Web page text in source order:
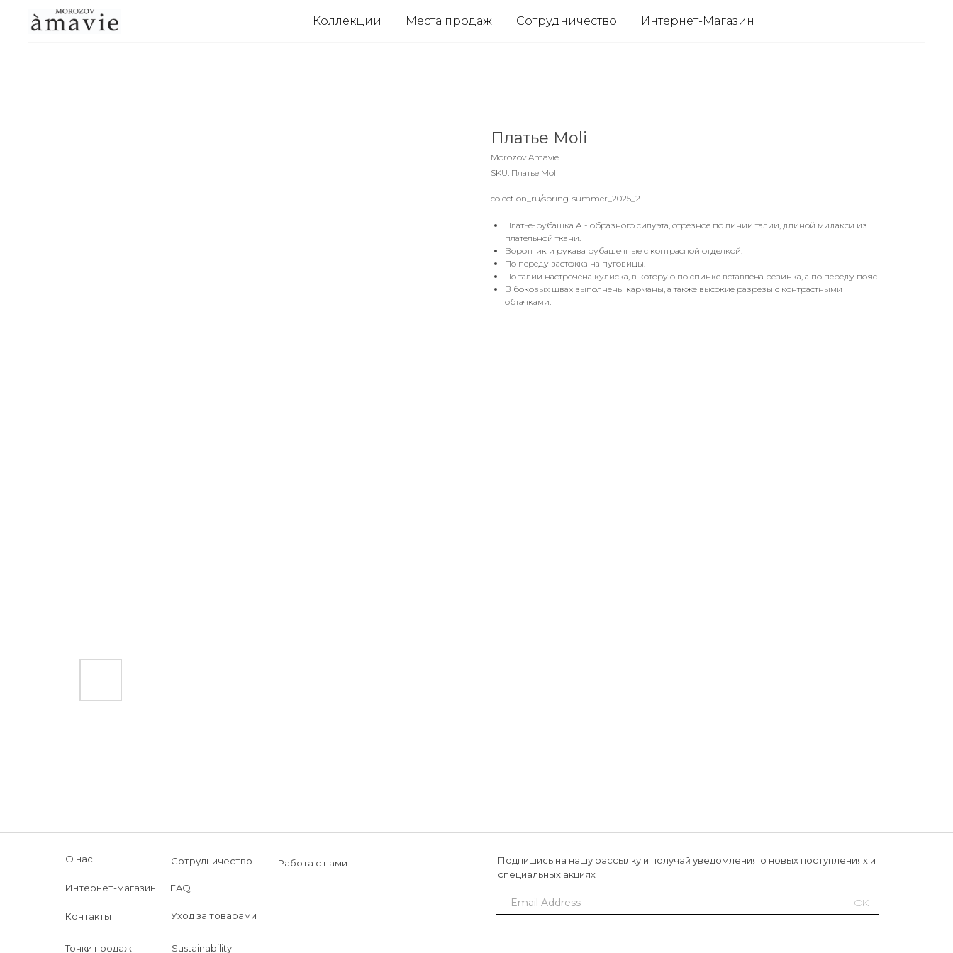
Коллекции Места продаж Сотрудничество Интернет-Магазин
Платье Moli
Morozov Amavie
SKU: Платье Moli
colection_ru/spring-summer_2025_2
Платье-рубашка А - образного силуэта, отрезное по линии талии, длиной мидакси из
плательной ткани.
Воротник и рукава рубашечные с контрасной отделкой.
По переду застежка на пуговицы.
По талии настрочена кулиска, в которую по спинке вставлена резинка, а по переду пояс.
В боковых швах выполнены карманы, а также высокие разрезы с контрастными
обтачками.
Уход за товарами
Контакты
Подпишись на нашу рассылку и получай уведомления о новых поступлениях и
специальных акциях
О нас
FAQ
Sustainability
Сотрудничество Работа с нами
Точки продаж
Интернет-магазин
OK